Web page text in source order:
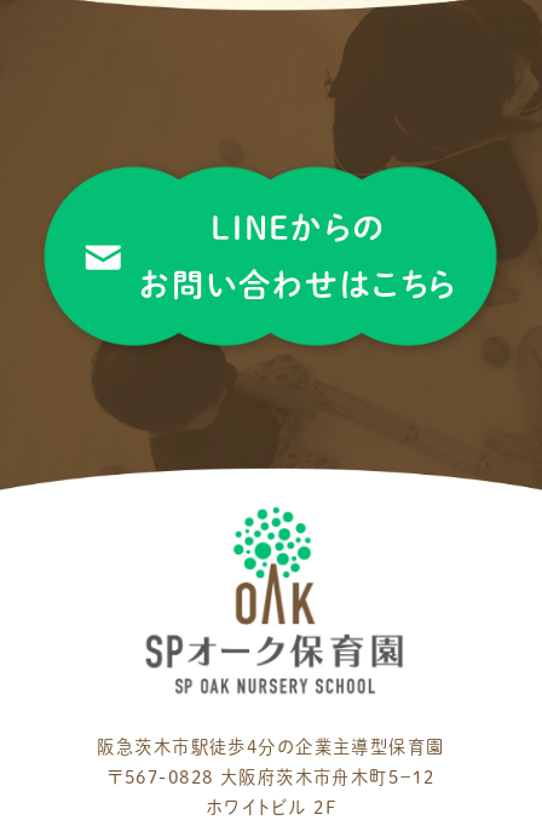
LINEからの
お問い合わせはこちら
阪急茨木市駅徒歩4分の企業主導型保育園
〒567-0828 大阪府茨木市舟木町５−１２
ホワイトビル 2F